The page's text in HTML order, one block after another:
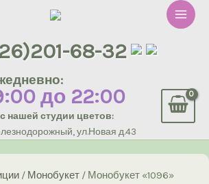
Main
68-32
до 22:00
нашей студии цветов:
ул.Новая д.43
/ Монобукет / Монобукет «1096»